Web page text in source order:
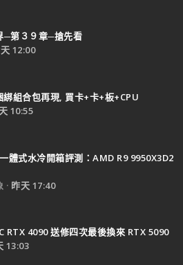
─第３９章─搶先看
12:00
綁組合包再現, 買卡+卡+板+CPU
10:55
體式水冷開箱評測：AMD R9 9950X3D2
昨天 17:40
RTX 4090 送修四次最後換來 RTX 5090
13:03